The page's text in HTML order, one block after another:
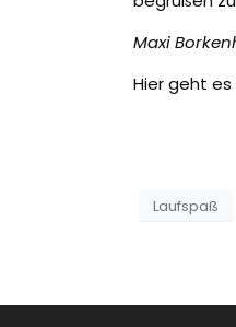
Maxi
Hier geht es
Laufspaß